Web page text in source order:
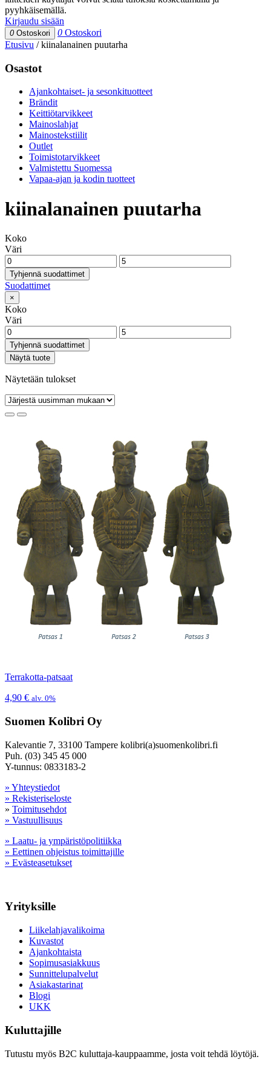
pyyhkäisemällä.
Kirjaudu sisään
0 Ostoskori 0 Ostoskori
Etusivu /kiinalanainen puutarha
Osastot
Ajankohtaiset- ja sesonkituotteet
Brändit
Keittiötarvikkeet
Mainoslahjat
Mainostekstiilit
Outlet
Toimistotarvikkeet
Valmistettu Suomessa
Vapaa-ajan ja kodin tuotteet
kiinalanainen puutarha
Koko
Väri
Tyhjennä suodattimet
Suodattimet
×
Koko
Väri
Tyhjennä suodattimet
Näytä tuote
Näytetään tulokset
Terrakotta-patsaat
4,90 € alv. 0%
Suomen Kolibri Oy
Kalevantie 7, 33100 Tampere kolibri(a)suomenkolibri.fi
Puh. (03) 345 45 000
Y-tunnus: 0833183-2
» Yhteystiedot
» Rekisteriseloste
» Toimitusehdot
» Vastuullisuus
» Laatu- ja ympäristöpolitiikka
» Eettinen ohjeistus toimittajille
» Evästeasetukset
Yrityksille
Liikelahjavalikoima
Kuvastot
Ajankohtaista
Sopimusasiakkuus
Sunnittelupalvelut
Asiakastarinat
Blogi
UKK
Kuluttajille
Tutustu myös B2C kuluttaja-kauppaamme, josta voit tehdä löytöjä.